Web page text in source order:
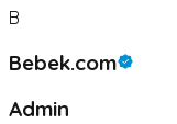
B
Bebek.com
Admin